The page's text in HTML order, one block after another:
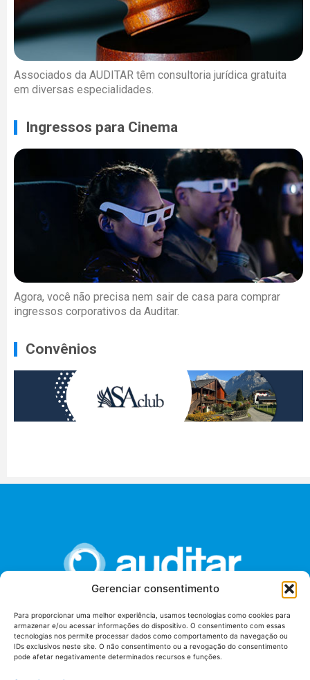
Gerenciar consentimento
Para proporcionar uma melhor experiência, usamos tecnologias como cookies para
armazenar e/ou acessar informações do dispositivo. O consentimento com essas
tecnologias nos permite processar dados como comportamento da navegação ou
IDs exclusivos neste site. O não consentimento ou a revogação do consentimento
pode afetar negativamente determinados recursos e funções.
Associados da AUDITAR têm consultoria jurídica gratuita
em diversas especialidades.
Ingressos para Cinema
Agora, você não precisa nem sair de casa para comprar
ingressos corporativos da Auditar.
Convênios
União dos Auditores Federais de Controle Externo -
AUDITAR
Setor de Administração Federal Sul (SAF/Sul), Qd. 04, Lt. 01